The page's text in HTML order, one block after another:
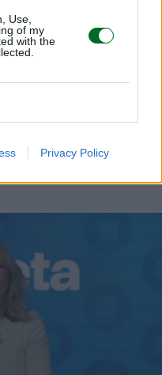
Use,
of my
with the
Privacy Policy
le righe del 6